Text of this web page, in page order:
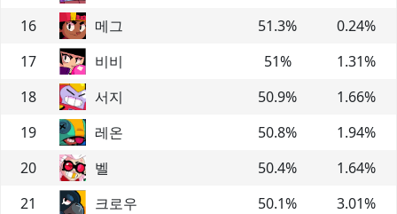
16
메그 51.3% 0.24%
17
비비 51% 1.31%
18
서지 50.9% 1.66%
19
레온 50.8% 1.94%
20
벨 50.4% 1.64%
21
크로우 50.1% 3.01%